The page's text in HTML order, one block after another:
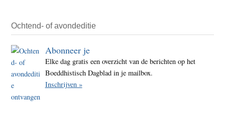
Ochtend- of avondeditie
Abonneer je
Elke dag gratis een overzicht van de berichten op het
Boeddhistisch Dagblad in je mailbox.
Inschrijven »